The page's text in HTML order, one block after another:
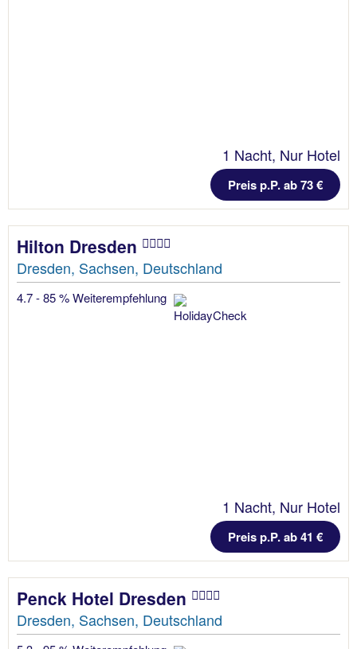
1 Nacht, Nur Hotel
Preis p.P. ab 73 €
Hilton Dresden
Dresden, Sachsen, Deutschland
4.7 - 85 % Weiterempfehlung
1 Nacht, Nur Hotel
Preis p.P. ab 41 €
Penck Hotel Dresden
Dresden, Sachsen, Deutschland